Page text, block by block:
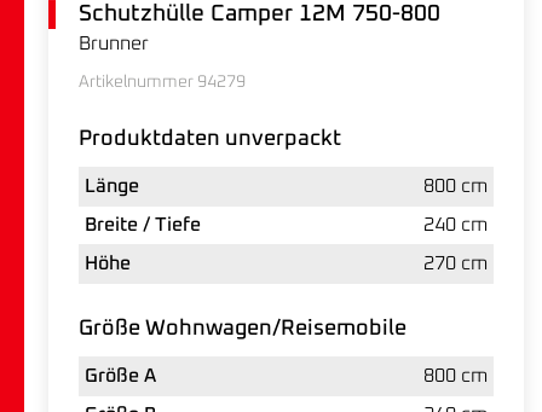
Schutzhülle Camper 12M 750-800
Brunner
Artikelnummer 94279
Produktdaten unverpackt
Länge
800 cm
Breite / Tiefe
240 cm
Höhe
270 cm
Größe Wohnwagen/Reisemobile
Größe A
800 cm